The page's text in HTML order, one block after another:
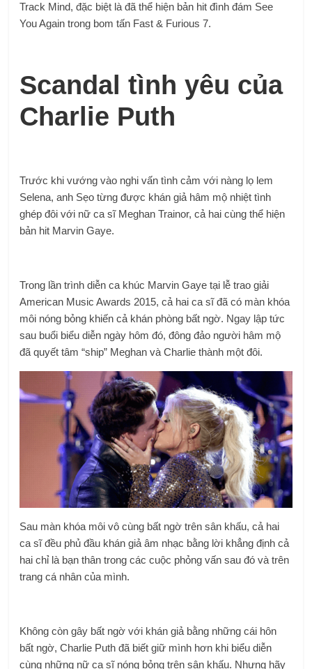
Track Mind, đặc biệt là đã thể hiện bản hit đình đám See
You Again trong bom tấn Fast & Furious 7.
Scandal tình yêu của
Charlie Puth
Trước khi vướng vào nghi vấn tình cảm với nàng lọ lem
Selena, anh Sẹo từng được khán giả hâm mộ nhiệt tình
ghép đôi với nữ ca sĩ Meghan Trainor, cả hai cùng thể hiện
bản hit Marvin Gaye.
Trong lần trình diễn ca khúc Marvin Gaye tại lễ trao giải
American Music Awards 2015, cả hai ca sĩ đã có màn khóa
môi nóng bỏng khiến cả khán phòng bất ngờ. Ngay lập tức
sau buổi biểu diễn ngày hôm đó, đông đảo người hâm mộ
đã quyết tâm “ship” Meghan và Charlie thành một đôi.
Sau màn khóa môi vô cùng bất ngờ trên sân khấu, cả hai
ca sĩ đều phủ đầu khán giả âm nhạc bằng lời khẳng định cả
hai chỉ là bạn thân trong các cuộc phỏng vấn sau đó và trên
trang cá nhân của mình.
Không còn gây bất ngờ với khán giả bằng những cái hôn
bất ngờ, Charlie Puth đã biết giữ mình hơn khi biểu diễn
cùng những nữ ca sĩ nóng bỏng trên sân khấu. Nhưng hãy